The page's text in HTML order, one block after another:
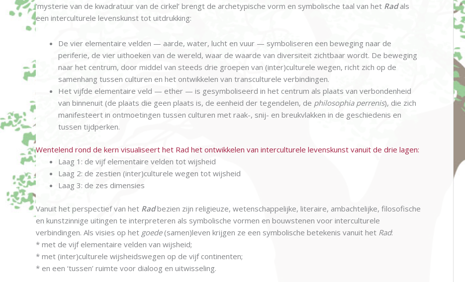
‘mysterie van de kwadratuur van de cirkel’ brengt de archetypische vorm en symbolische taal van het Radals
een interculturele levenskunst tot uitdrukking:
De vier elementaire velden — aarde, water, lucht en vuur — symboliseren een beweging naar de
periferie, de vier uithoeken van de wereld, waar de waarde van diversiteit zichtbaar wordt. De beweging
naar het centrum, door middel van steeds drie groepen van (inter)culturele wegen, richt zich op de
samenhang tussen culturen en het ontwikkelen van transculturele verbindingen.
Het vijfde elementaire veld — ether — is gesymboliseerd in het centrum als plaats van verbondenheid
van binnenuit (de plaats die geen plaats is, de eenheid der tegendelen, de philosophia perrenis), die zich
manifesteert in ontmoetingen tussen culturen met raak-, snij- en breukvlakken in de geschiedenis en
tussen tijdperken.
Wentelend rond de kern visualiseert het Rad het ontwikkelen van interculturele levenskunst vanuit de drie lagen:
Laag 1: de vijf elementaire velden tot wijsheid
Laag 2: de zestien (inter)culturele wegen tot wijsheid
Laag 3: de zes dimensies
Vanuit het perspectief van het Radbezien zijn religieuze, wetenschappelijke, literaire, ambachtelijke, filosofische
en kunstzinnige uitingen te interpreteren als symbolische vormen en bouwstenen voor interculturele
verbindingen. Als visies op het goede(samen)leven krijgen ze een symbolische betekenis vanuit het Rad:
* met de vijf elementaire velden van wijsheid;
* met (inter)culturele wijsheidswegen op de vijf continenten;
* en een ‘tussen’ ruimte voor dialoog en uitwisseling.